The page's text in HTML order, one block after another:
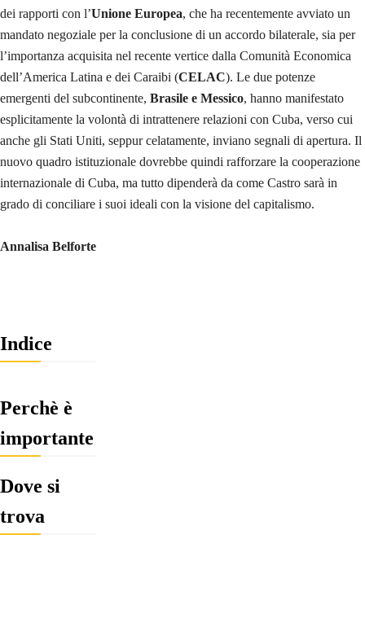
dei rapporti con l’Unione Europea, che ha recentemente avviato un
mandato negoziale per la conclusione di un accordo bilaterale, sia per
l’importanza acquisita nel recente vertice dalla Comunità Economica
dell’America Latina e dei Caraibi (CELAC). Le due potenze
emergenti del subcontinente, Brasile e Messico, hanno manifestato
esplicitamente la volontà di intrattenere relazioni con Cuba, verso cui
anche gli Stati Uniti, seppur celatamente, inviano segnali di apertura. Il
nuovo quadro istituzionale dovrebbe quindi rafforzare la cooperazione
internazionale di Cuba, ma tutto dipenderà da come Castro sarà in
grado di conciliare i suoi ideali con la visione del capitalismo.
Annalisa Belforte
Indice
Perchè è
importante
Dove si
trova